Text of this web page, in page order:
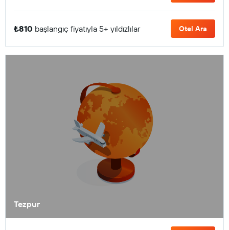
₺810 başlangıç fiyatıyla 5+ yıldızlılar Otel Ara
Tezpur